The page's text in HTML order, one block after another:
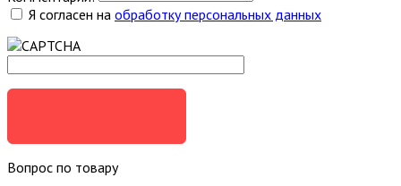
Я согласен на обработку персональных данных
Вопрос по товару